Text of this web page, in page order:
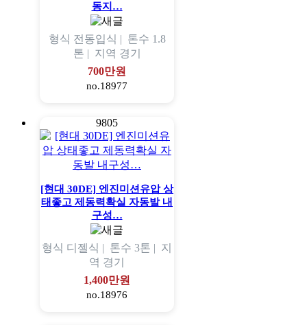
동지…
형식 전동입식 | 톤수 1.8
톤 | 지역 경기
700만원
no.18977
9805
[현대 30DE] 엔진미션유압 상
태좋고 제동력확실 자동발 내
구성…
형식 디젤식 | 톤수 3톤 | 지
역 경기
1,400만원
no.18976